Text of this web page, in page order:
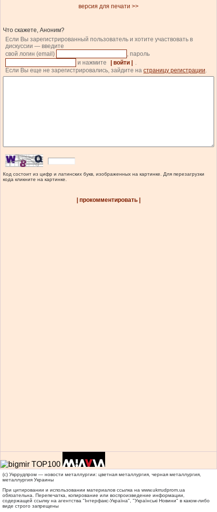
версия для печати >>
Что скажете, Аноним?
Если Вы зарегистрированный пользователь и хотите участвовать в
дискуссии — введите
свой логин (email)
, пароль
и нажмите
| войти |
.
Если Вы еще не зарегистрировались, зайдите на страницу регистрации.
Код состоит из цифр и латинских букв, изображенных на картинке. Для перезагрузки
кода кликните на картинке.
| прокомментировать |
(c) Укррудпром — новости металлургии: цветная металлургия, черная металлургия,
металлургия Украины
При цитировании и использовании материалов ссылка на www.ukrrudprom.ua
обязательна. Перепечатка, копирование или воспроизведение информации,
содержащей ссылку на агентства "Iнтерфакс-Україна", "Українськi Новини" в каком-либо
виде строго запрещены